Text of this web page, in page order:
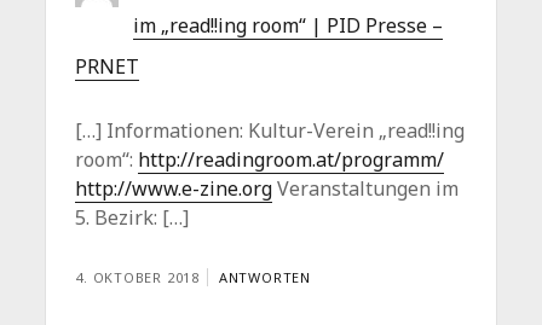
im „read!!ing room“ | PID Presse –
PRNET
[…] Informationen: Kultur-Verein „read!!ing
room“: http://readingroom.at/programm/
http://www.e-zine.orgVeranstaltungen im
5. Bezirk: […]
4. OKTOBER 2018 ANTWORTEN